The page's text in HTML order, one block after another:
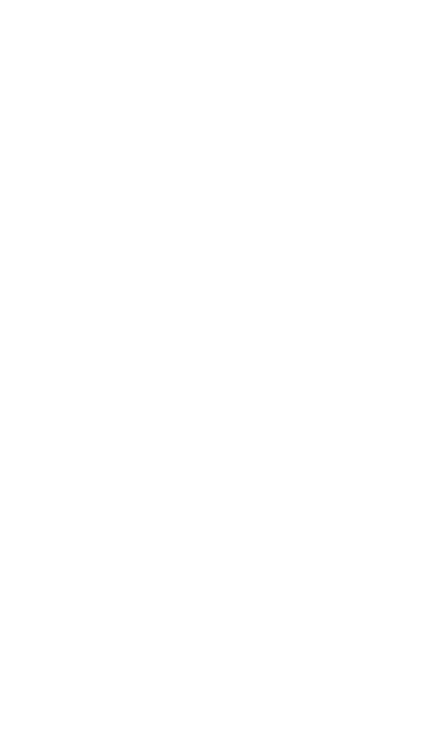
tetején? A dietetikusok elárulják, vajon le kell-e róla önteni
A dietetikusok elárulják,